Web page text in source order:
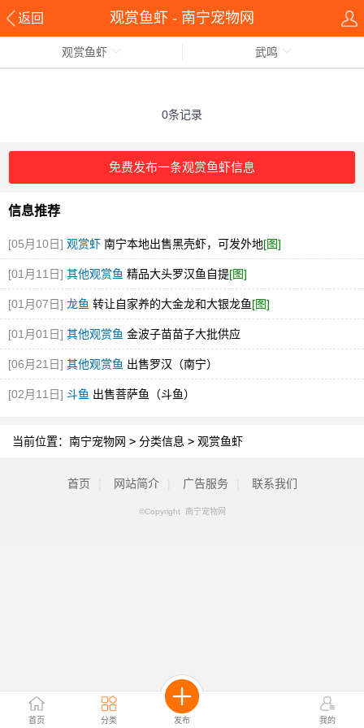
返回 观赏鱼虾 - 南宁宠物网
首页 分类 发布 我的
观赏鱼虾 武鸣
0条记录
免费发布一条观赏鱼虾信息
信息推荐
[05月10日] 观赏虾 南宁本地出售黑壳虾，可发外地[图]
[01月11日] 其他观赏鱼 精品大头罗汉鱼自提[图]
[01月07日] 龙鱼 转让自家养的大金龙和大银龙鱼[图]
[01月01日] 其他观赏鱼 金波子苗苗子大批供应
[06月21日] 其他观赏鱼 出售罗汉（南宁）
[02月11日] 斗鱼 出售菩萨鱼（斗鱼）
当前位置： 南宁宠物网 > 分类信息 > 观赏鱼虾
首页 网站简介 广告服务 联系我们
©Copyright 南宁宠物网